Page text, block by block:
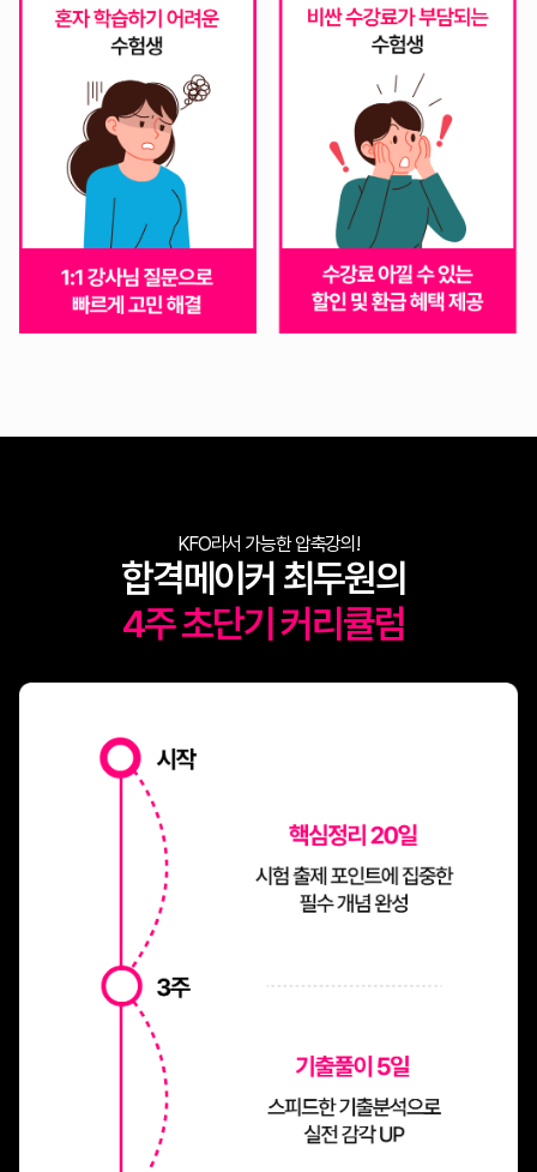
KFO라서 가능한 압축강의!
합격메이커 최두원의
4주 초단기 커리큘럼